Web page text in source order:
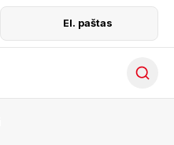
El. paštas